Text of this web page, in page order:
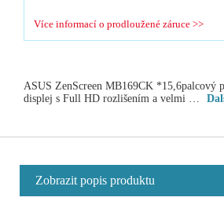
Více informací o prodloužené záruce >>
ASUS ZenScreen MB169CK *15,6palcový
displej s Full HD rozlišením a velmi …
Zobrazit popis produktu